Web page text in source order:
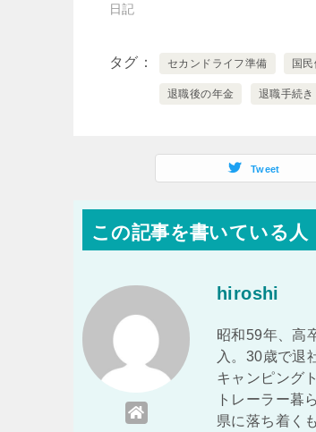
日記
タグ セカンドライフ準備 国
退職後の年金 退職手続き
Tweet
この記事を書いている人
hiroshi
昭和59年、高
入。30歳で退
キャンピング
トレーラー暮
県に落ち着く